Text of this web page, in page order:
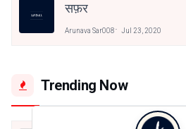
सफ़र
Arunava Sar008 Jul 23, 2020
Trending Now